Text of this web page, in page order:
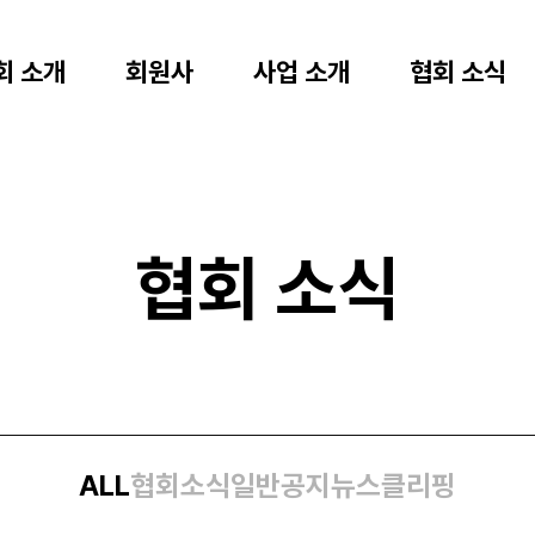
소개 회원사 사업 소개 협회 소식
협회 소식
ALL협회소식일반공지 뉴스클리핑